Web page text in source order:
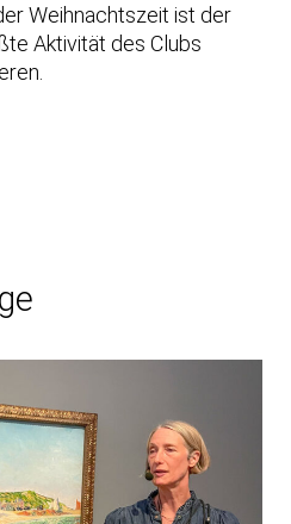
Weihnachtszeit ist der
Aktivität des Clubs